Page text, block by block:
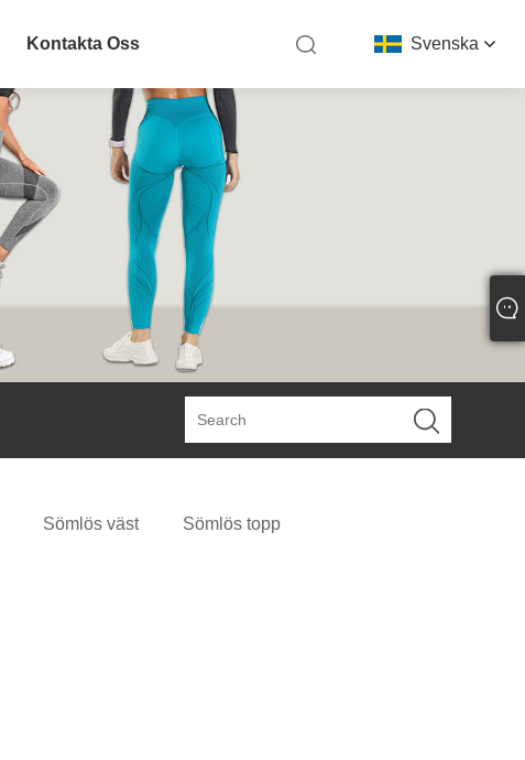
Svenska
Kontakta Oss
Sömlös väst Sömlös topp